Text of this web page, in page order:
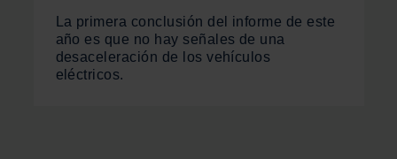
La primera conclusión del informe de este
año es que no hay señales de una
desaceleración de los vehículos
eléctricos.